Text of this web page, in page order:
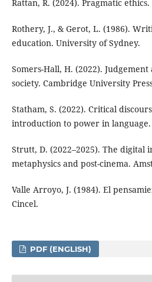
Rattan, R. (2024). Pragmatic
Rothery, J., & Gerot, L. (1986).
education. University of Sydney.
Somers-Hall, H. (2022).
society. Cambridge University
Statham, S. (2022). Critical
introduction to power in language.
Strutt, D. (2022–2025). The digital
metaphysics and post-cinema.
Valle Arroyo, J. (1984). El
Cincel.
PDF (ENGLISH)